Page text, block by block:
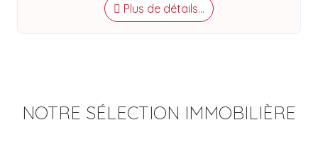
Plus de détails...
NOTRE SÉLECTION IMMOBILIÈRE